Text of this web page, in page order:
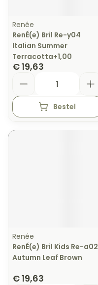
Renée
RenÉ(e) Bril Re-y04
Italian Summer
Terracotta+1,00
€ 19,63
Bestel
Renée
RenÉ(e) Bril Kids Re-a02
Autumn Leaf Brown
€ 19,63